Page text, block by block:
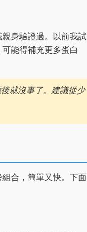
身驗證過。以前我試
能得補充更多蛋白
就沒事了。建議從少
合，簡單又快。下面